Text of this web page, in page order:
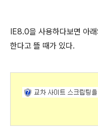
IE8.0을 사용하다보면 아
한다고 뜰 때가 있다.